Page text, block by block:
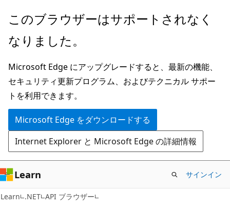
メ
ン
ン
テ
ン
ツ
に
ス
キ
ッ
プ
ペ
ジ
ナ
ビ
ゲ
ー
シ
ョ
ン
に
ス
キ
このブラウザーはサポートされなく
なりました。
Microsoft Edge にアップグレードすると、最新の機能、
セキュリティ更新プログラム、およびテクニカル サポー
トを利用できます。
Microsoft Edge をダウンロードする
Internet Explorer と Microsoft Edge の詳細情報
Learn サインイン
Learn .NET API ブラウザー